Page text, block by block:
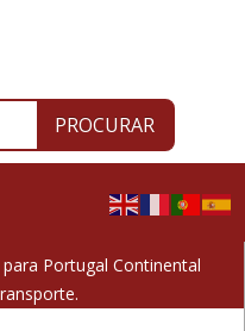
PROCURAR
Portugal Continental